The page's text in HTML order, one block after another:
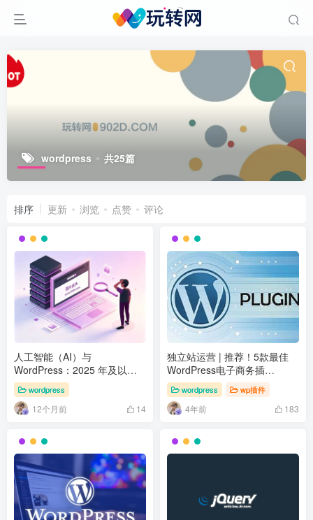
wordpress 共25篇
排序 更新 浏览 点赞 评论
人工智能（AI）与
WordPress：2025 年及以后
的未来wordpress
12个月前 14
独立站运营 | 推荐！5款最佳
WordPress电子商务插
件,wordpress附件插件
wordpress wp插件
4年前 183